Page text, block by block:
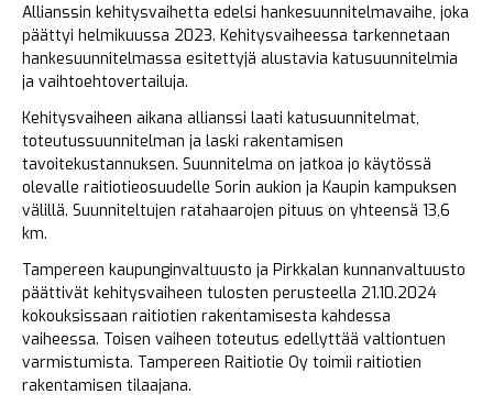
Allianssin kehitysvaihetta edelsi hankesuunnitelmavaihe, joka
päättyi helmikuussa 2023. Kehitysvaiheessa tarkennetaan
hankesuunnitelmassa esitettyjä alustavia katusuunnitelmia
ja vaihtoehtovertailuja.
Kehitysvaiheen aikana allianssi laati katusuunnitelmat,
toteutussuunnitelman ja laski rakentamisen
tavoitekustannuksen. Suunnitelma on jatkoa jo käytössä
olevalle raitiotieosuudelle Sorin aukion ja Kaupin kampuksen
välillä. Suunniteltujen ratahaarojen pituus on yhteensä 13,6
km.
Tampereen kaupunginvaltuusto ja Pirkkalan kunnanvaltuusto
päättivät kehitysvaiheen tulosten perusteella 21.10.2024
kokouksissaan raitiotien rakentamisesta kahdessa
vaiheessa. Toisen vaiheen toteutus edellyttää valtiontuen
varmistumista. Tampereen Raitiotie Oy toimii raitiotien
rakentamisen tilaajana.